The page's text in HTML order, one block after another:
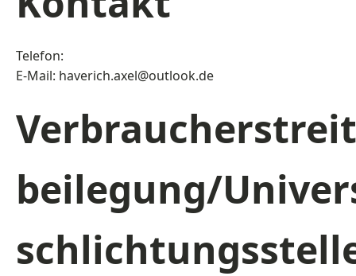
Telefon:
E-Mail: haverich.axel@outlook.de
beilegung/